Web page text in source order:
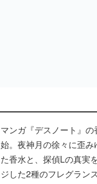
マンガ『デスノート』
始。夜神月の徐々に歪
た香水と、探偵Lの真実
ジした2種のフレグラン